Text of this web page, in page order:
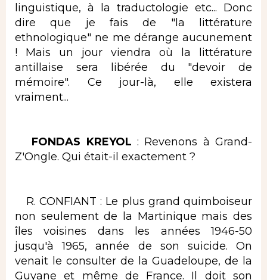
linguistique, à la traductologie etc... Donc
dire que je fais de "la littérature
ethnologique" ne me dérange aucunement
! Mais un jour viendra où la littérature
antillaise sera libérée du "devoir de
mémoire". Ce jour-là, elle existera
vraiment...
FONDAS KREYOL : Revenons à Grand-
Z'Ongle. Qui était-il exactement ?
R. CONFIANT : Le plus grand quimboiseur
non seulement de la Martinique mais des
îles voisines dans les années 1946-50
jusqu'à 1965, année de son suicide. On
venait le consulter de la Guadeloupe, de la
Guyane et même de France. Il doit son